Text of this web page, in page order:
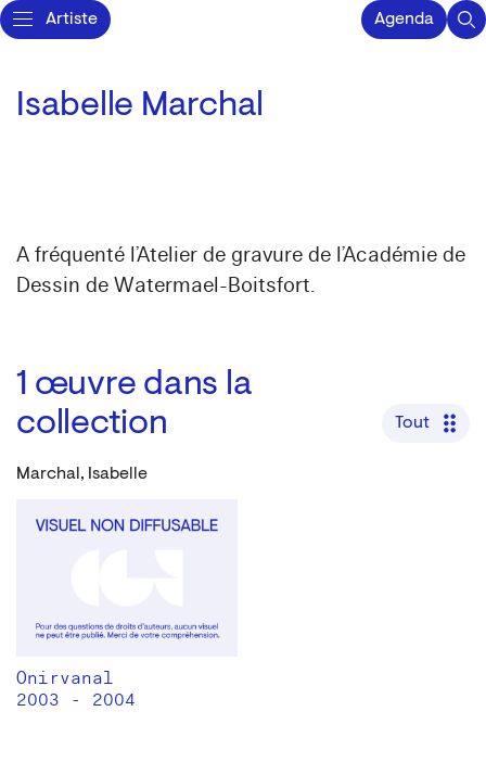
Artiste Agenda
Isabelle Marchal
A fréquenté l’Atelier de gravure de l’Académie de
Dessin de Watermael-Boitsfort.
1 œuvre dans la
collection
Tout
Marchal, Isabelle
Onirvanal
2003 - 2004